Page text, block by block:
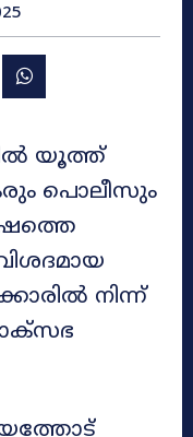
യൂത്ത്
പൊലീസും
നിന്ന്